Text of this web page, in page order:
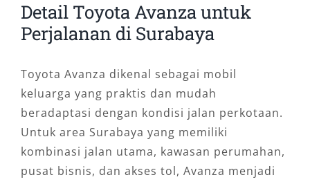
Detail Toyota Avanza untuk
Perjalanan di Surabaya
Toyota Avanza dikenal sebagai mobil
keluarga yang praktis dan mudah
beradaptasi dengan kondisi jalan perkotaan.
Untuk area Surabaya yang memiliki
kombinasi jalan utama, kawasan perumahan,
pusat bisnis, dan akses tol, Avanza menjadi